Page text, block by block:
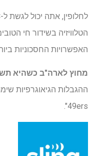
הטלוויזיה בשידור חי
האפשרויות החסכוניות
מחוץ לארה"ב כשהיא
49ers".